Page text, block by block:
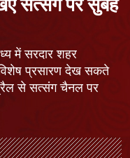
सत्संग पर सुबह
में सरदार शहर
प्रसारण देख सकते
से सत्संग चैनल पर